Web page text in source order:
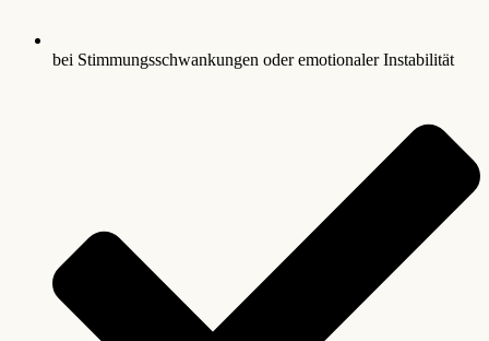
bei Stimmungsschwankungen oder emotionaler Instabilität